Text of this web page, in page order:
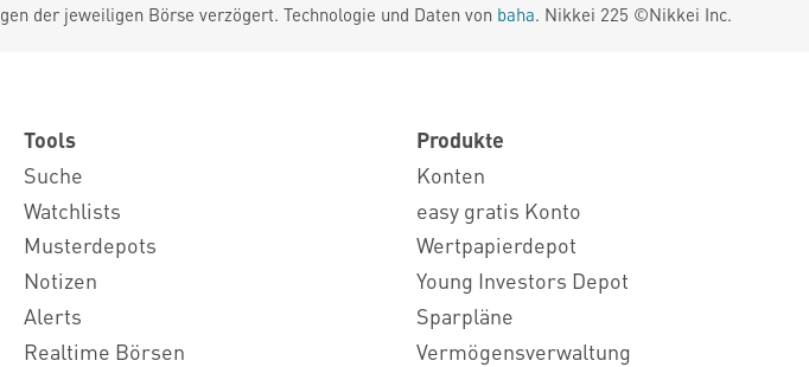
der jeweiligen Börse verzögert. Technologie und Daten von baha. Nikkei 225 ©Nikkei Inc.
Tools
Suche
Watchlists
Musterdepots
Notizen
Alerts
Realtime Börsen
Produkte
Konten
easy gratis Konto
Wertpapierdepot
Young Investors Depot
Sparpläne
Vermögensverwaltung